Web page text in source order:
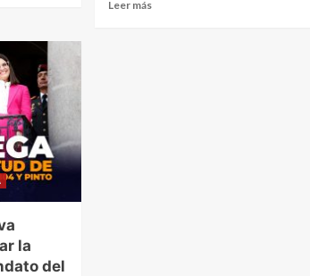
Leer más
la
del